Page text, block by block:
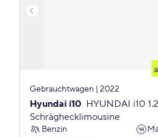
Gebrauchtwagen | 2022
Hyundai i10 HYUNDAI i10
Schräghecklimousine
Benzin